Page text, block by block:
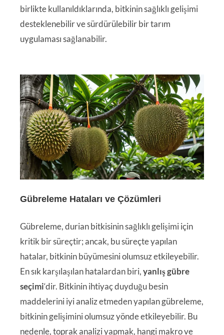
birlikte kullanıldıklarında, bitkinin sağlıklı gelişimi
desteklenebilir ve sürdürülebilir bir tarım
uygulaması sağlanabilir.
Gübreleme Hataları ve Çözümleri
Gübreleme, durian bitkisinin sağlıklı gelişimi için
kritik bir süreçtir; ancak, bu süreçte yapılan
hatalar, bitkinin büyümesini olumsuz etkileyebilir.
En sık karşılaşılan hatalardan biri,yanlış gübre
seçimi‘dir. Bitkinin ihtiyaç duyduğu besin
maddelerini iyi analiz etmeden yapılan gübreleme,
bitkinin gelişimini olumsuz yönde etkileyebilir. Bu
nedenle, toprak analizi yapmak, hangi makro ve